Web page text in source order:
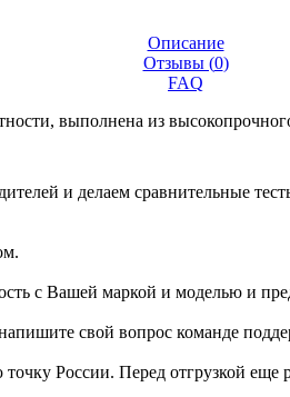
Описание
Отзывы (0)
FAQ
выполнена из
и делаем сравнительные
с Вашей маркой и моделью и
свой вопрос команде
России. Перед отгрузкой еще